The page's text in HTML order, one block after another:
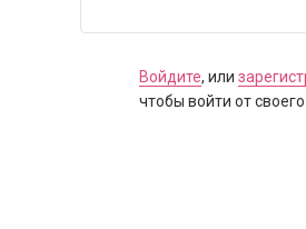
Войдите, или
чтобы войти от